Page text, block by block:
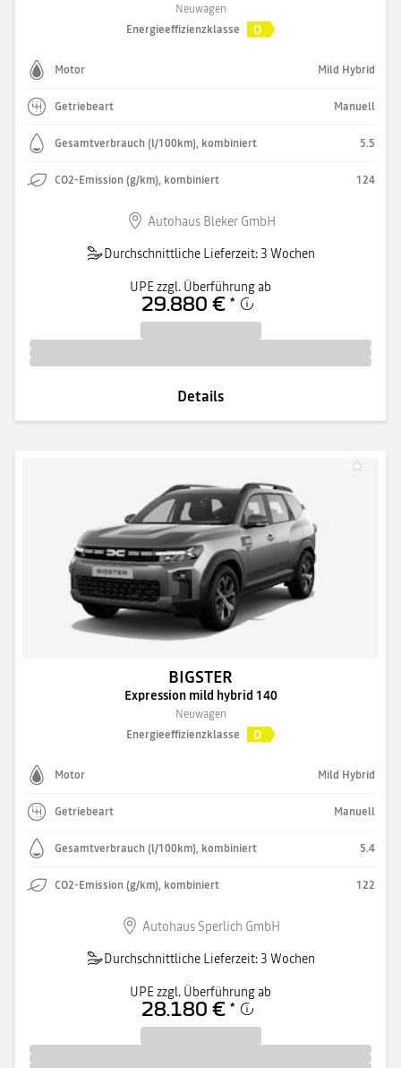
Neuwagen
Energieeffizienzklasse
D
Motor Mild Hybrid
Getriebeart Manuell
Gesamtverbrauch (l/100km), kombiniert 5.5
CO2-Emission (g/km), kombiniert 124
Autohaus Bleker GmbH
Durchschnittliche Lieferzeit: 3 Wochen
UPE zzgl. Überführung ab
29.880 € *
Details
BIGSTER
Expression mild hybrid 140
Neuwagen
Energieeffizienzklasse
D
Motor Mild Hybrid
Getriebeart Manuell
Gesamtverbrauch (l/100km), kombiniert 5.4
CO2-Emission (g/km), kombiniert 122
Autohaus Sperlich GmbH
Durchschnittliche Lieferzeit: 3 Wochen
UPE zzgl. Überführung ab
28.180 € *